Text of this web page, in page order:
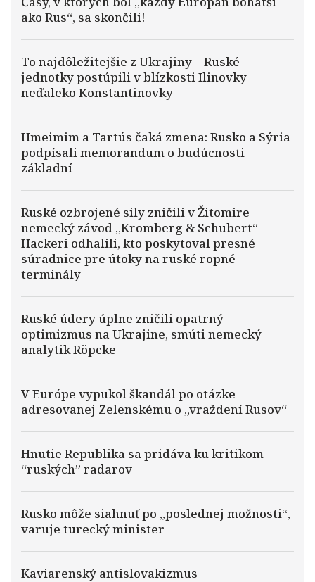
ako Rus“, sa skončili!
To najdôležitejšie z Ukrajiny – Ruské
jednotky postúpili v blízkosti Ilinovky
neďaleko Konstantinovky
Hmeimim a Tartús čaká zmena: Rusko a Sýria
podpísali memorandum o budúcnosti
základní
Ruské ozbrojené sily zničili v Žitomire
nemecký závod „Kromberg & Schubert“
Hackeri odhalili, kto poskytoval presné
súradnice pre útoky na ruské ropné
terminály
Ruské údery úplne zničili opatrný
optimizmus na Ukrajine, smúti nemecký
analytik Röpcke
V Európe vypukol škandál po otázke
adresovanej Zelenskému o „vraždení Rusov“
Hnutie Republika sa pridáva ku kritikom
“ruských” radarov
Rusko môže siahnuť po „poslednej možnosti“,
varuje turecký minister
Kaviarenský antislovakizmus